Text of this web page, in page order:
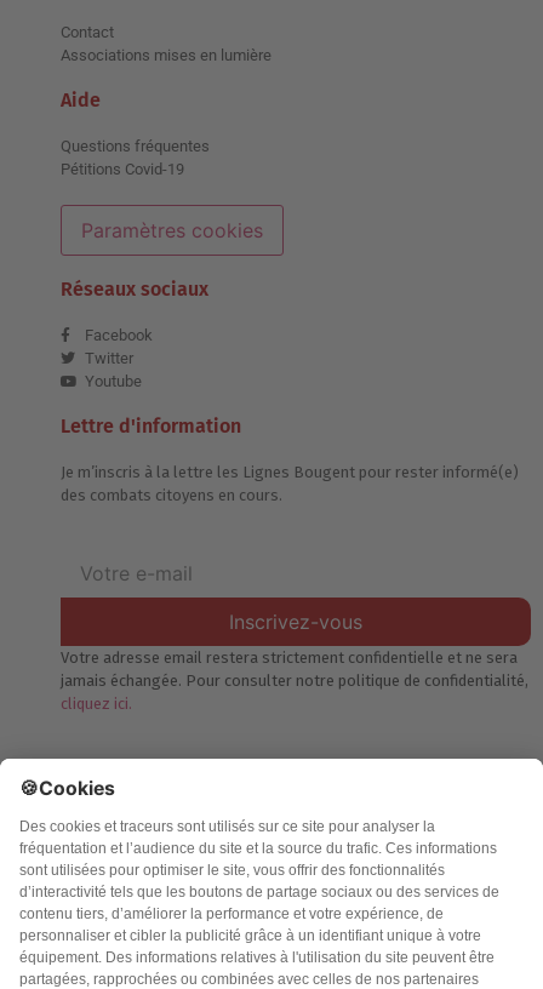
Contact
Associations mises en lumière
Aide
Questions fréquentes
Pétitions Covid-19
Paramètres cookies
Réseaux sociaux
Facebook
Twitter
Youtube
Lettre d'information
Je m’inscris à la lettre les Lignes Bougent pour rester informé(e)
des combats citoyens en cours.
Inscrivez-vous
Votre adresse email restera strictement confidentielle et ne sera
jamais échangée. Pour consulter notre politique de confidentialité,
cliquez ici.
Accueil
Politique de confidentialité
Charte des contenus